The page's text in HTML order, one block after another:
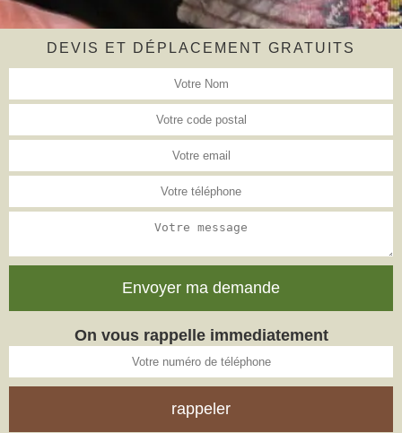
DEVIS ET DÉPLACEMENT GRATUITS
On vous rappelle immediatement